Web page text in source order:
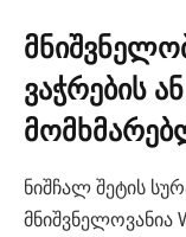
ვაჭრების ან
ნიშჩალ შეტის
მნიშვნელოვანია